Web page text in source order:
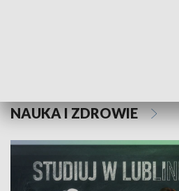
NAUKA I ZDROWIE